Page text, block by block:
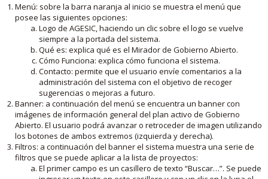
Menú: sobre la barra naranja al inicio se muestra el menú que
posee las siguientes opciones:
Logo de AGESIC, haciendo un clic sobre el logo se vuelve
siempre a la portada del sistema.
Qué es: explica qué es el Mirador de Gobierno Abierto.
Cómo Funciona: explica cómo funciona el sistema.
Contacto: permite que el usuario envíe comentarios a la
administración del sistema con el objetivo de recoger
sugerencias o mejoras a futuro.
Banner: a continuación del menú se encuentra un banner con
imágenes de información general del plan activo de Gobierno
Abierto. El usuario podrá avanzar o retroceder de imagen utilizando
los botones de ambos extremos (izquierda y derecha).
Filtros: a continuación del banner el sistema muestra una serie de
filtros que se puede aplicar a la lista de proyectos:
El primer campo es un casillero de texto “Buscar…”. Se puede